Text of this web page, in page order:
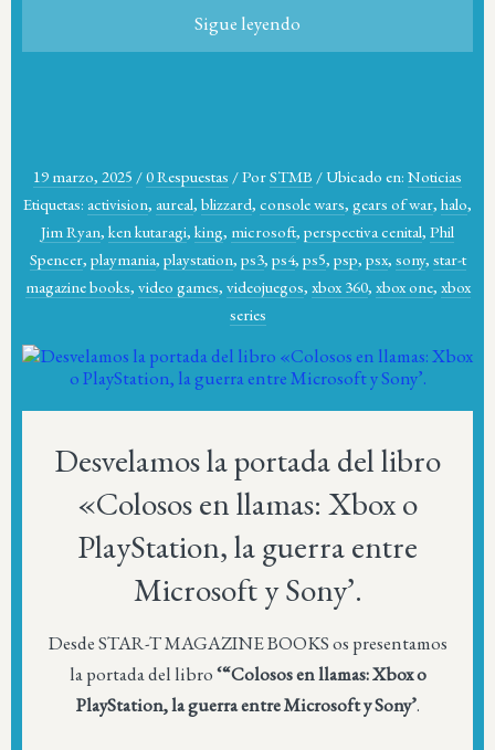
Sigue leyendo
19 marzo, 2025 /0 Respuestas /PorSTMB / Ubicado en: Noticias
Etiquetas: activision, aureal, blizzard, console wars, gears of war, halo,
Jim Ryan, ken kutaragi, king, microsoft, perspectiva cenital, Phil
Spencer, playmania, playstation, ps3, ps4, ps5, psp, psx, sony, star-t
magazine books, video games, videojuegos, xbox 360, xbox one, xbox
series
Desvelamos la portada del libro
«Colosos en llamas: Xbox o
PlayStation, la guerra entre
Microsoft y Sony’.
Desde STAR-T MAGAZINE BOOKS os presentamos
la portada del libro‘“Colosos en llamas: Xbox o
PlayStation, la guerra entre Microsoft y Sony’.